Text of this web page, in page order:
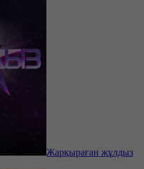
Жарқыраған жұлдыз